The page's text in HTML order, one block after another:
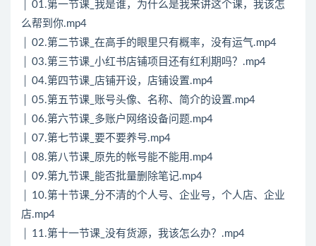
│ 01.第一节课_我是谁，为什么是我来讲这个课，我该怎
么帮到你.mp4
│ 02.第二节课_在高手的眼里只有概率，没有运气.mp4
│ 03.第三节课_小红书店铺项目还有红利期吗？.mp4
│ 04.第四节课_店铺开设，店铺设置.mp4
│ 05.第五节课_账号头像、名称、简介的设置.mp4
│ 06.第六节课_多账户网络设备问题.mp4
│ 07.第七节课_要不要养号.mp4
│ 08.第八节课_原先的帐号能不能用.mp4
│ 09.第九节课_能否批量删除笔记.mp4
│ 10.第十节课_分不清的个人号、企业号，个人店、企业
店.mp4
│ 11.第十一节课_没有货源，我该怎么办？.mp4